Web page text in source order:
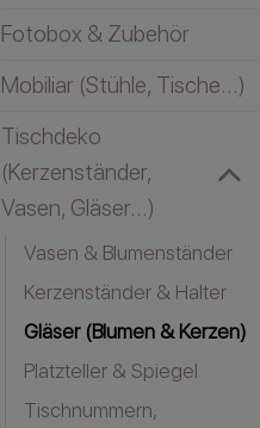
Fotobox & Zubehör
Mobiliar (Stühle, Tische...)
Tischdeko
(Kerzenständer,
Vasen, Gläser...)
Vasen & Blumenständer
Kerzenständer & Halter
Gläser (Blumen & Kerzen)
Platzteller & Spiegel
Tischnummern,